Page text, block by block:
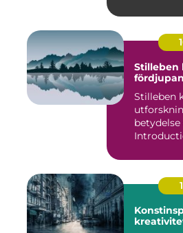
Stilleben
Stilleben